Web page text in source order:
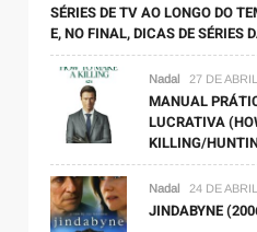
SÉRIES DE TV AO LONGO DO
E, NO FINAL, DICAS DE SÉRIES
Nadal 27 DE
MANUAL
LUCRATIVA
KILLING/
Nadal 24 DE
JINDABYNE